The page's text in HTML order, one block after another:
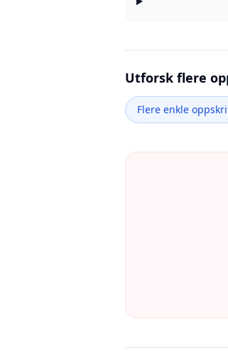
Utforsk flere
Flere enkle